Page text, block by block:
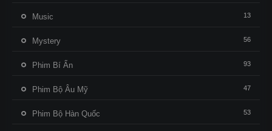
Music 13
Mystery 56
Phim Bí Ẩn 93
Phim Bộ Âu Mỹ 47
Phim Bộ Hàn Quốc 53